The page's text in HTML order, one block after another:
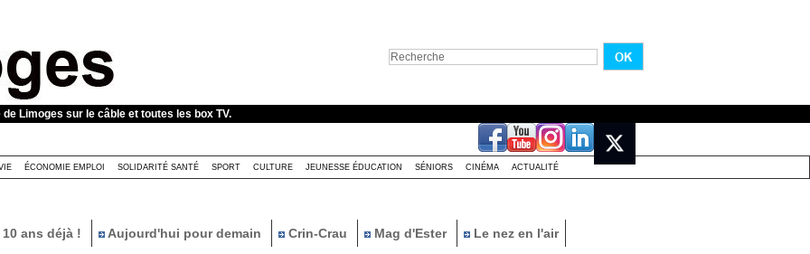
Limoges sur le câble et toutes les box TV.
ÉCONOMIE EMPLOI SOLIDARITÉ SANTÉ SPORT CULTURE JEUNESSE ÉDUCATION SÉNIORS CINÉMA ACTUALITÉ
ans déjà ! Aujourd'hui pour demain Crin-Crau Mag d'Ester Le nez en l'air